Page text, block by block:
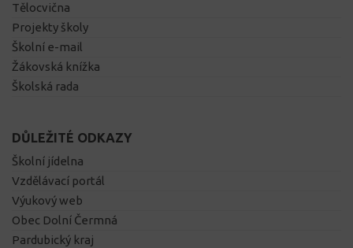
Tělocvična
Projekty školy
Školní e-mail
Žákovská knížka
Školská rada
DŮLEŽITÉ ODKAZY
Školní jídelna
Vzdělávací portál
Výukový web
Obec Dolní Čermná
Pardubický kraj